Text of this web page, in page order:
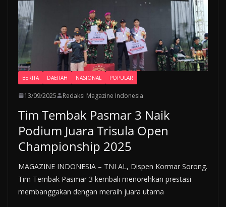
BERITA DAERAH NASIONAL POPULAR
13/09/2025 Redaksi Magazine Indonesia
Tim Tembak Pasmar 3 Naik
Podium Juara Trisula Open
Championship 2025
MAGAZINE INDONESIA – TNI AL, Dispen Kormar Sorong.
Tim Tembak Pasmar 3 kembali menorehkan prestasi
membanggakan dengan meraih juara utama